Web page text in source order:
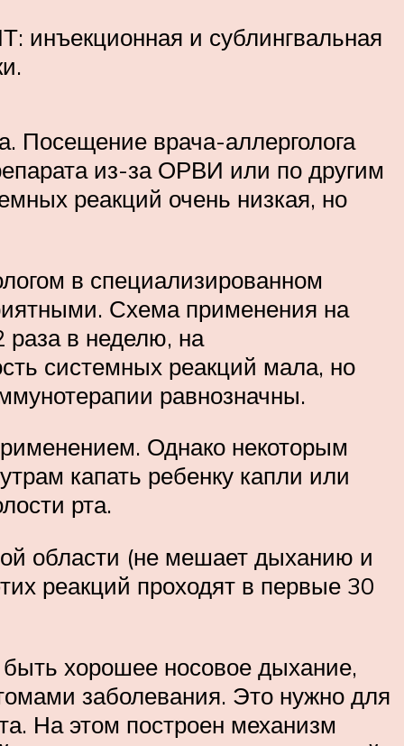
инъекционная и сублингвальная
Посещение врача-аллерголога
из-за ОРВИ или по другим
реакций очень низкая, но
в специализированном
Схема применения на
раза в неделю, на
системных реакций мала, но
равнозначны.
Однако некоторым
капать ребенку капли или
рта.
области (не мешает дыханию и
реакций проходят в первые 30
хорошее носовое дыхание,
заболевания. Это нужно для
На этом построен механизм